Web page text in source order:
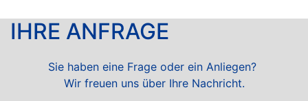
IHRE ANFRAGE
Sie haben eine Frage oder ein Anliegen?
Wir freuen uns über Ihre Nachricht.